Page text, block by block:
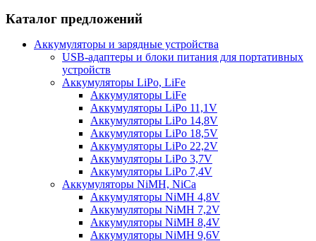
Каталог предложений
Аккумуляторы и зарядные устройства
USB-адаптеры и блоки питания для портативных
устройств
Аккумуляторы LiPo, LiFe
Аккумуляторы LiFe
Аккумуляторы LiPo 11,1V
Аккумуляторы LiPo 14,8V
Аккумуляторы LiPo 18,5V
Аккумуляторы LiPo 22,2V
Аккумуляторы LiPo 3,7V
Аккумуляторы LiPo 7,4V
Аккумуляторы NiMH, NiCa
Аккумуляторы NiMH 4,8V
Аккумуляторы NiMH 7,2V
Аккумуляторы NiMH 8,4V
Аккумуляторы NiMH 9,6V